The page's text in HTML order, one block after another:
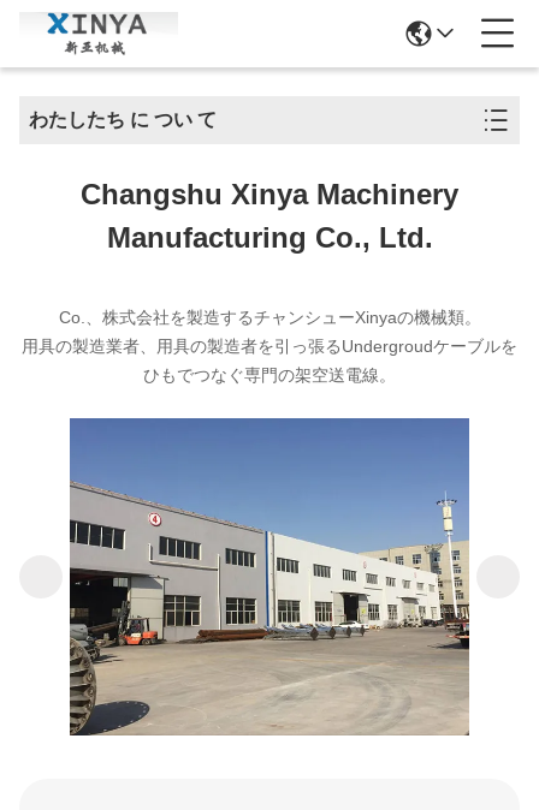
わたしたち に つい て
Changshu Xinya Machinery
Manufacturing Co., Ltd.
Co.、株式会社を製造するチャンシューXinyaの機械類。
用具の製造業者、用具の製造者を引っ張るUndergroudケーブルを
ひもでつなぐ専門の架空送電線。